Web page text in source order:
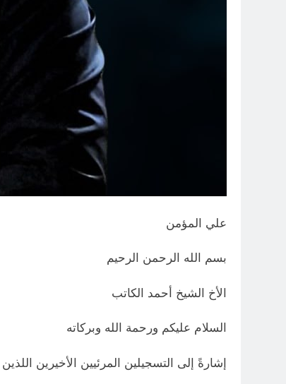
علي المؤمن
بسم الله الرحمن الرحيم
الأخ الشيخ أحمد الكاتب
السلام عليكم ورحمة الله وبركاته
إشارةً إلى التسجيلين المرئيين الأخيرين اللذين تردّ فيهما